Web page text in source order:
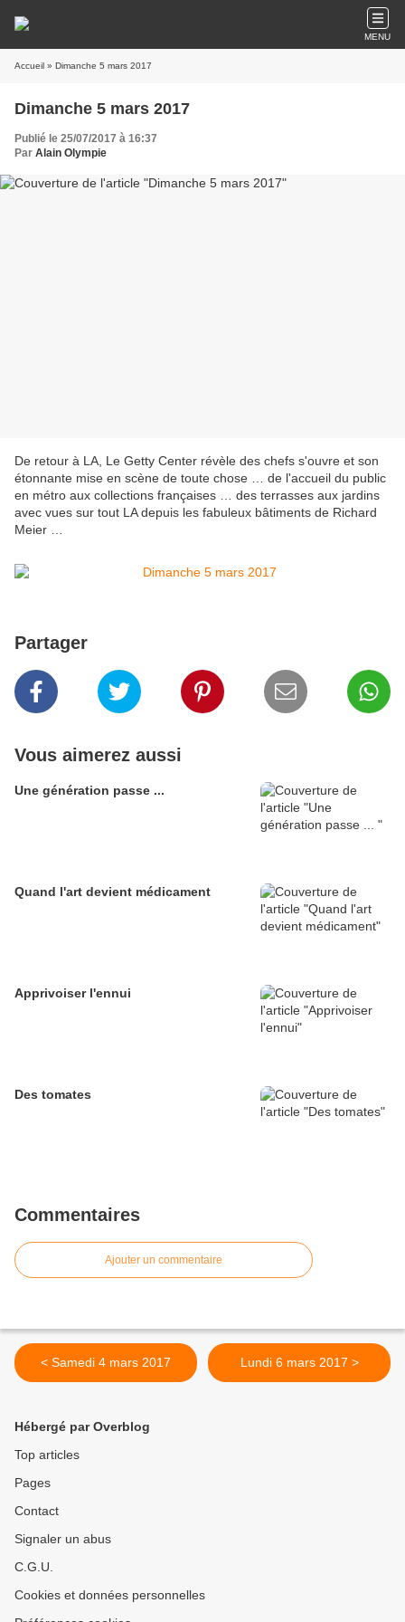
MENU
Accueil » Dimanche 5 mars 2017
Dimanche 5 mars 2017
Publié le 25/07/2017 à 16:37
Par Alain Olympie
De retour à LA, Le Getty Center révèle des chefs s'ouvre et son
étonnante mise en scène de toute chose … de l'accueil du public
en métro aux collections françaises … des terrasses aux jardins
avec vues sur tout LA depuis les fabuleux bâtiments de Richard
Meier …
Partager
Vous aimerez aussi
Une génération passe ...
Quand l'art devient médicament
Apprivoiser l'ennui
Des tomates
Commentaires
Ajouter un commentaire
< Samedi 4 mars 2017 Lundi 6 mars 2017 >
Hébergé par Overblog
Top articles
Pages
Contact
Signaler un abus
C.G.U.
Cookies et données personnelles